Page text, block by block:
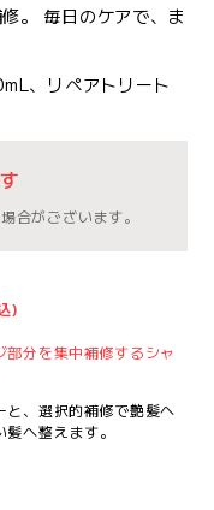
。 毎日のケアで、ま
、リペアトリート
合がございます。
)
分を集中補修するシャ
と、選択的補修で艶髪へ
へ整えます。